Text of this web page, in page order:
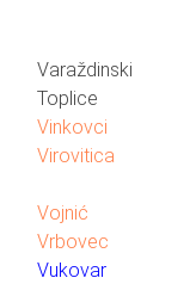
Varaždinski
Toplice
Vinkovci
Virovitica
Vojnić
Vrbovec
Vukovar